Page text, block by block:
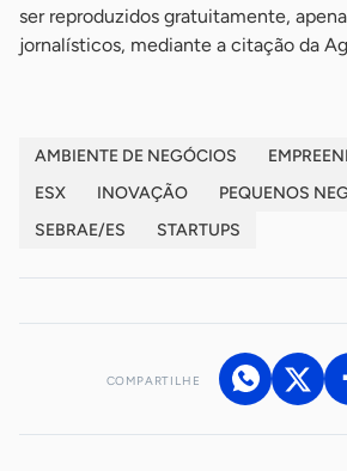
ser reproduzidos gratuitamente,
jornalísticos, mediante a citação da
AMBIENTE DE NEGÓCIOS
ESX
INOVAÇÃO
PEQUENOS
SEBRAE/ES
STARTUPS
COMPARTILHE